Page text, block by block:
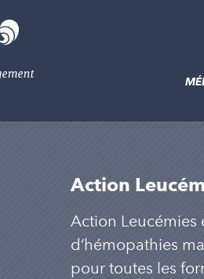
Action
Action Leucémies
d’hémopathies
pour toutes les